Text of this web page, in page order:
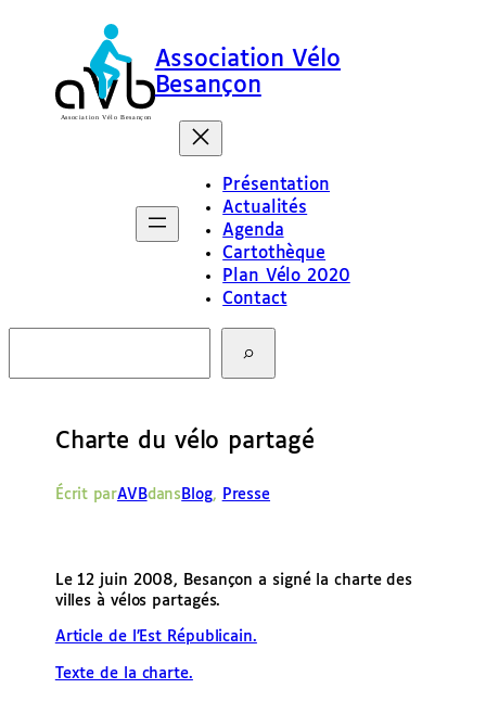
Association Vélo
Besançon
Présentation
Actualités
Agenda
Cartothèque
Plan Vélo 2020
Contact
c
Charte du vélo partagé
Écrit parAVBdans Blog, Presse
Le 12 juin 2008, Besançon a signé la charte des
villes à vélos partagés.
Article de l’Est Républicain.
Texte de la charte.